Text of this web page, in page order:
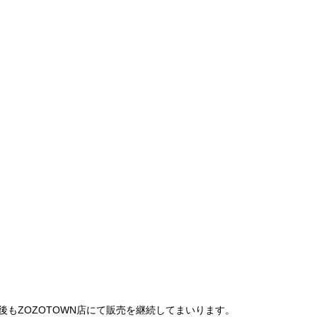
ZOZOTOWN店にて販売を継続してまいります。